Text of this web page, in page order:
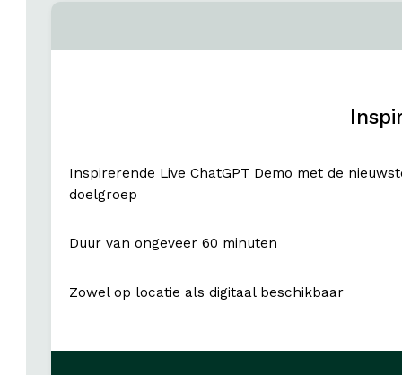
Inspirerende Live ChatGPT Demo met de
doelgroep
Duur van ongeveer 60 minuten
Zowel op locatie als digitaal beschikbaar